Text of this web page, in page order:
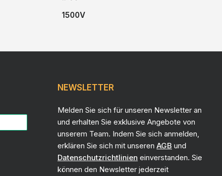
1500V
NEWSLETTER
Melden Sie sich für unseren Newsletter an
und erhalten Sie exklusive Angebote von
unserem Team. Indem Sie sich anmelden,
erklären Sie sich mit unseren AGB und
Datenschutzrichtlinien einverstanden. Sie
können den Newsletter jederzeit